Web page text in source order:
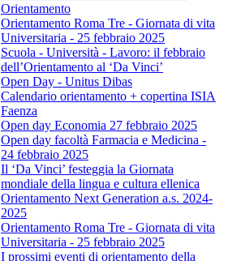
Orientamento
Orientamento Roma Tre - Giornata di vita
Universitaria - 25 febbraio 2025
Scuola - Università - Lavoro: il febbraio
dell’Orientamento al ‘Da Vinci’
Open Day - Unitus Dibas
Calendario orientamento + copertina ISIA
Faenza
Open day Economia 27 febbraio 2025
Open day facoltà Farmacia e Medicina -
24 febbraio 2025
Il ‘Da Vinci’ festeggia la Giornata
mondiale della lingua e cultura ellenica
Orientamento Next Generation a.s. 2024-
2025
Orientamento Roma Tre - Giornata di vita
Universitaria - 25 febbraio 2025
I prossimi eventi di orientamento della